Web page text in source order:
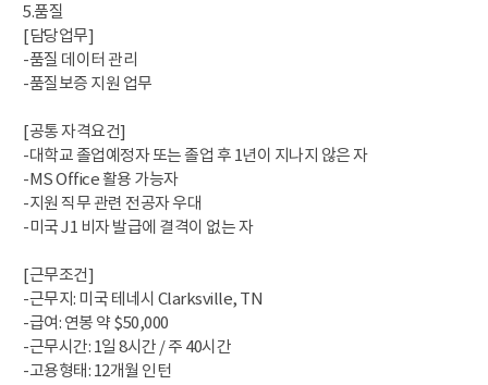
5.품질
[담당업무]
-품질 데이터 관리
-품질보증 지원 업무
[공통 자격요건]
-대학교 졸업예정자 또는 졸업 후 1년이 지나지 않은 자
-MS Office 활용 가능자
-지원 직무 관련 전공자 우대
-미국 J1 비자 발급에 결격이 없는 자
[근무조건]
-근무지: 미국 테네시 Clarksville, TN
-급여: 연봉 약 $50,000
-근무시간: 1일 8시간 / 주 40시간
-고용형태: 12개월 인턴